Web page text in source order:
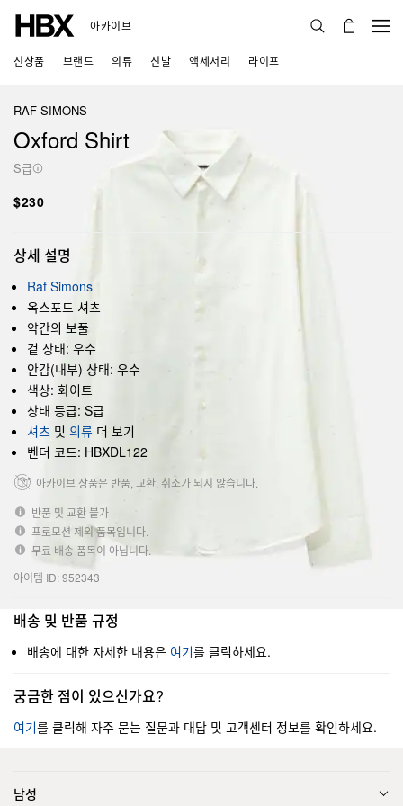
아카이브
신상품 브랜드 의류 신발 액세서리 라이프
RAF SIMONS
Oxford Shirt
S급
$230
상세 설명
Raf Simons
옥스포드 셔츠
약간의 보풀
겉 상태: 우수
안감(내부) 상태: 우수
색상: 화이트
상태 등급: S급
셔츠 및 의류 더 보기
벤더 코드: HBXDL122
아카이브 상품은 반품, 교환, 취소가 되지 않습니다.
반품 및 교환 불가
프로모션 제외 품목입니다.
무료 배송 품목이 아닙니다.
아이템 ID: 952343
배송 및 반품 규정
배송에 대한 자세한 내용은 여기를 클릭하세요.
궁금한 점이 있으신가요?
여기를 클릭해 자주 묻는 질문과 대답 및 고객센터 정보를 확인하세요.
남성